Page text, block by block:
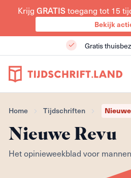
Krijg GRATIStoegang tot 15
Bekijk
Gratis
Home Tijdschriften
Nieuwe Revu
Het opinieweekblad voor mannen